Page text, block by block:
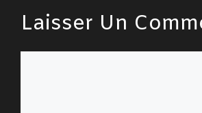
Laisser Un